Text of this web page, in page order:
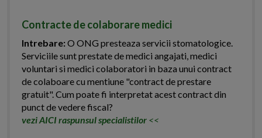
Contracte de colaborare medici
Intrebare:O ONG presteaza servicii stomatologice.
Serviciile sunt prestate de medici angajati, medici
voluntari si medici colaboratori in baza unui contract
de colaboare cu mentiune "contract de prestare
gratuit". Cum poate fi interpretat acest contract din
punct de vedere fiscal?
vezi AICI raspunsul specialistilor <<